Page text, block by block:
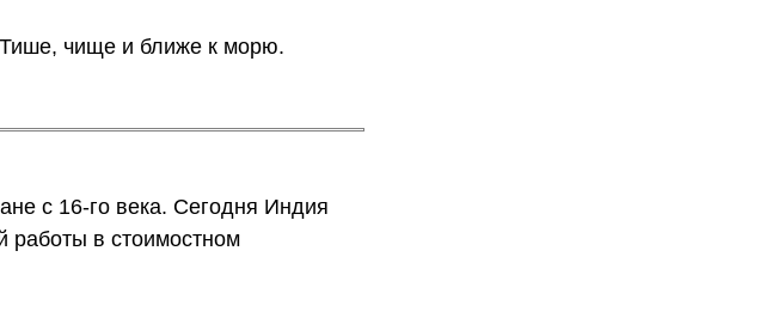
чище и ближе к морю.
с 16-го века. Сегодня Индия
работы в стоимостном